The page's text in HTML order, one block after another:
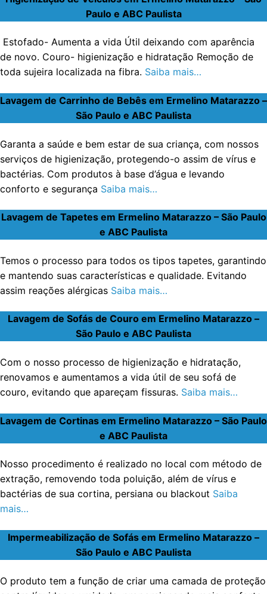
Paulo e ABC Paulista
Estofado- Aumenta a vida Útil deixando com aparência
de novo. Couro- higienização e hidratação Remoção de
toda sujeira localizada na fibra. Saiba mais…
Lavagem de Carrinho de Bebês em Ermelino Matarazzo –
São Paulo e ABC Paulista
Garanta a saúde e bem estar de sua criança, com nossos
serviços de higienização, protegendo-o assim de vírus e
bactérias. Com produtos à base d’água e levando
conforto e segurança Saiba mais…
Lavagem de Tapetes em Ermelino Matarazzo – São Paulo
e ABC Paulista
Temos o processo para todos os tipos tapetes, garantindo
e mantendo suas características e qualidade. Evitando
assim reações alérgicas Saiba mais…
Lavagem de Sofás de Couro em Ermelino Matarazzo –
São Paulo e ABC Paulista
Com o nosso processo de higienização e hidratação,
renovamos e aumentamos a vida útil de seu sofá de
couro, evitando que apareçam fissuras. Saiba mais…
Lavagem de Cortinas em Ermelino Matarazzo – São Paulo
e ABC Paulista
Nosso procedimento é realizado no local com método de
extração, removendo toda poluição, além de vírus e
bactérias de sua cortina, persiana ou blackout Saiba
mais…
Impermeabilização de Sofás em Ermelino Matarazzo –
São Paulo e ABC Paulista
O produto tem a função de criar uma camada de proteção